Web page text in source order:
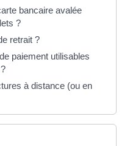
bancaire avalée
?
retrait ?
paiement utilisables
à distance (ou en